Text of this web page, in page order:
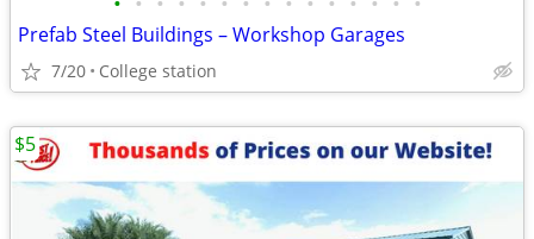
Prefab Steel Buildings – Workshop Garages
7/20 College station
$5